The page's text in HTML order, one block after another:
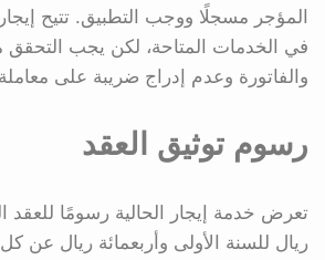
المؤجر مسجلًا ووجب التطبيق. تتيح
في الخدمات المتاحة، لكن يجب
والفاتورة وعدم إدراج ضريبة على
رسوم توثيق العقد
تعرض خدمة إيجار الحالية رسومًا للعقد
ريال للسنة الأولى وأربعمائة ريال عن